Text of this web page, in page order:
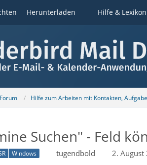
Herunterladen Hilfe & Lexikon
Forum Hilfe zum Arbeiten mit Kontakten,
Suchen" - Feld
Windows tugendbold 2. August